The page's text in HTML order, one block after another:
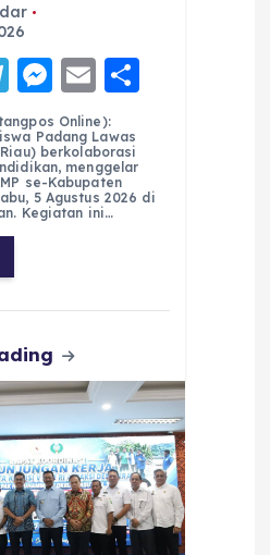
T
el
e
g
r
a
m
M
e
ss
e
n
E
m
ai
l
re
Online):
Padang Lawas
berkolaborasi
menggelar
se-Kabupaten
5 Agustus 2026 di
Kegiatan ini…